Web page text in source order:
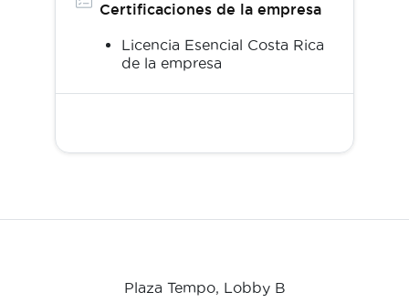
Certificaciones de la empresa
Licencia Esencial Costa Rica
de la empresa
Plaza Tempo, Lobby B